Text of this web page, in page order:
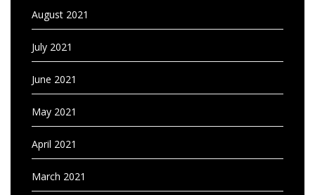
August 2021
July 2021
June 2021
May 2021
April 2021
March 2021